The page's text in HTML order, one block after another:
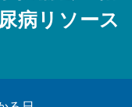
病リソース